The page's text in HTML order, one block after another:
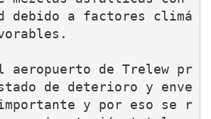
debido a factores climá
aeropuerto de Trelew pr
de deterioro y enve
y por eso se r